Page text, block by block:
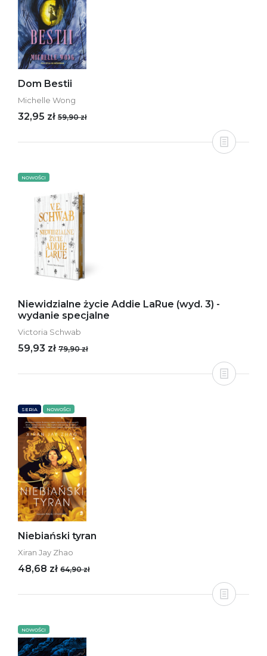
Dom Bestii
Michelle Wong
32,95 zł 59,90 zł
NOWOŚCI
Niewidzialne życie Addie LaRue (wyd. 3) -
wydanie specjalne
Victoria Schwab
59,93 zł 79,90 zł
SERIA NOWOŚCI
Niebiański tyran
Xiran Jay Zhao
48,68 zł 64,90 zł
NOWOŚCI